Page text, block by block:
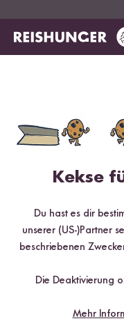
Reissorte
Basmati Reis
Schwarzer Reis
Reis-Wasser-
Wird oft
557
Edelstahl
Kekse
Du hast es dir
unserer (US-)Partner
beschriebenen
Die Deaktivierung
Mehr